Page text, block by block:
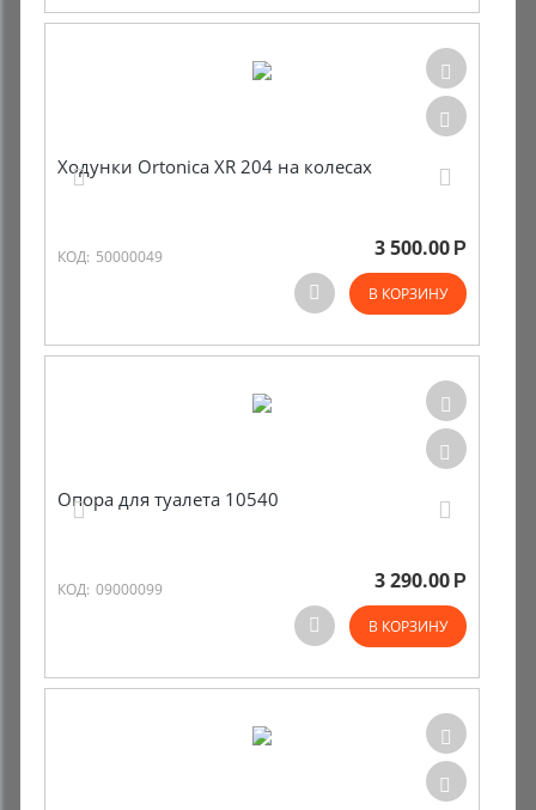
Ходунки Ortonica XR 204 на колесах
КОД: 50000049 3 500.00 Р
В КОРЗИНУ
Опора для туалета 10540
КОД: 09000099 3 290.00 Р
В КОРЗИНУ